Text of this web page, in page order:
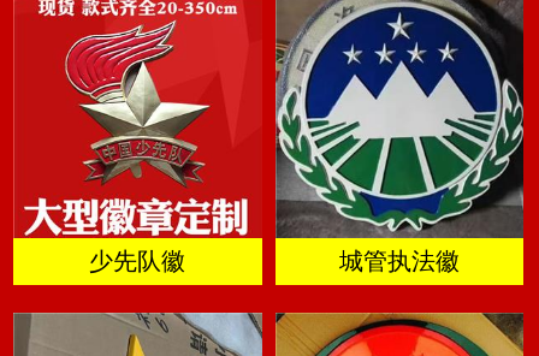
少先队徽 城管执法徽